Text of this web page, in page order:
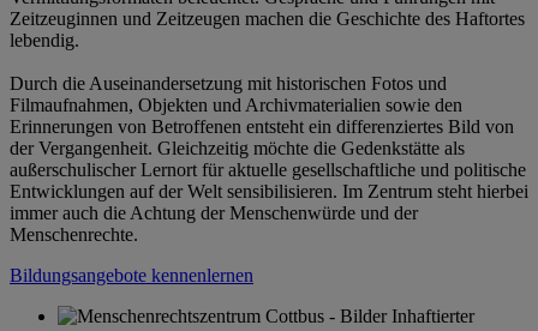
Zeitzeuginnen und Zeitzeugen machen die Geschichte des Haftortes
lebendig.
Durch die Auseinandersetzung mit historischen Fotos und
Filmaufnahmen, Objekten und Archivmaterialien sowie den
Erinnerungen von Betroffenen entsteht ein differenziertes Bild von
der Vergangenheit. Gleichzeitig möchte die Gedenkstätte als
außerschulischer Lernort für aktuelle gesellschaftliche und politische
Entwicklungen auf der Welt sensibilisieren. Im Zentrum steht hierbei
immer auch die Achtung der Menschenwürde und der
Menschenrechte.
Bildungsangebote kennenlernen